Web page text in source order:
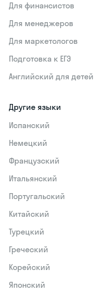
Для финансистов
Для менеджеров
Для маркетологов
Подготовка к ЕГЭ
Английский для детей
Другие языки
Испанский
Немецкий
Французский
Итальянский
Португальский
Китайский
Турецкий
Греческий
Корейский
Японский